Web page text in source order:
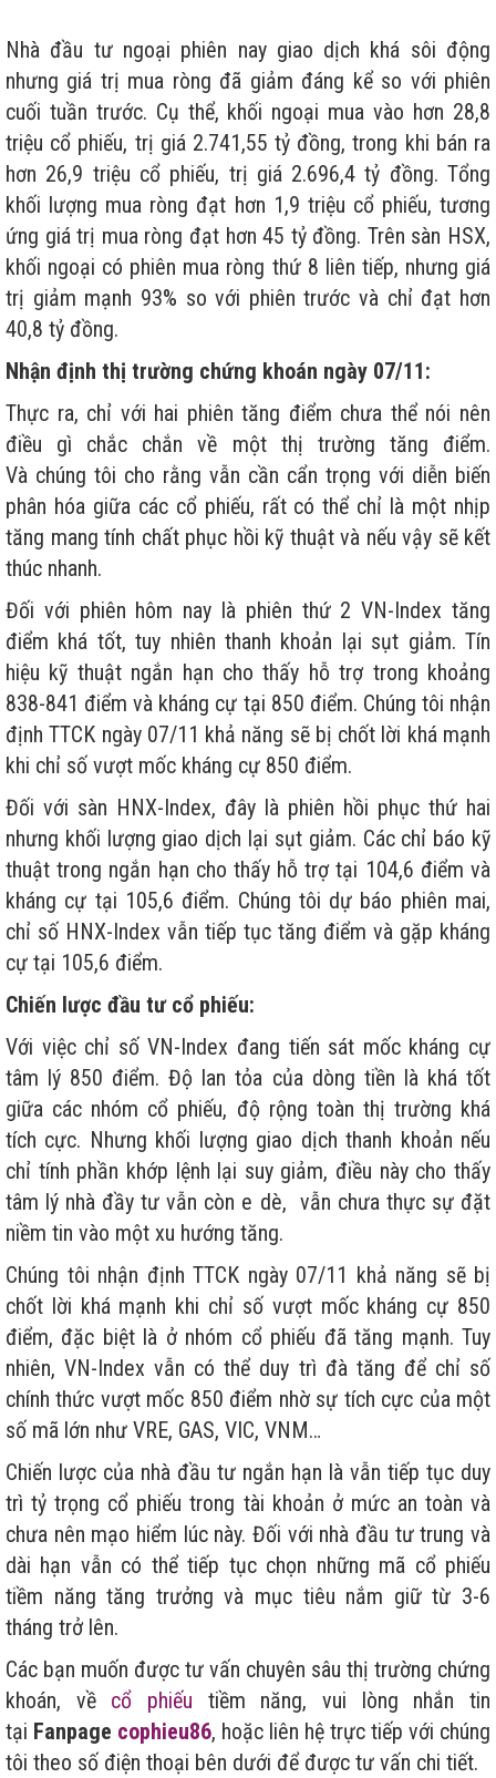
Nhà đầu tư ngoại phiên nay giao dịch khá sôi động
nhưng giá trị mua ròng đã giảm đáng kể so với phiên
cuối tuần trước. Cụ thể, khối ngoại mua vào hơn 28,8
triệu cổ phiếu, trị giá 2.741,55 tỷ đồng, trong khi bán ra
hơn 26,9 triệu cổ phiếu, trị giá 2.696,4 tỷ đồng. Tổng
khối lượng mua ròng đạt hơn 1,9 triệu cổ phiếu, tương
ứng giá trị mua ròng đạt hơn 45 tỷ đồng. Trên sàn HSX,
khối ngoại có phiên mua ròng thứ 8 liên tiếp, nhưng giá
trị giảm mạnh 93% so với phiên trước và chỉ đạt hơn
40,8 tỷ đồng.
Nhận định thị trường chứng khoán ngày 07/11:
Thực ra, chỉ với hai phiên tăng điểm chưa thể nói nên
điều gì chắc chắn về một thị trường tăng điểm.
Và chúng tôi cho rằng vẫn cần cẩn trọng với diễn biến
phân hóa giữa các cổ phiếu, rất có thể chỉ là một nhịp
tăng mang tính chất phục hồi kỹ thuật và nếu vậy sẽ kết
thúc nhanh.
Đối với phiên hôm nay là phiên thứ 2 VN-Index tăng
điểm khá tốt, tuy nhiên thanh khoản lại sụt giảm. Tín
hiệu kỹ thuật ngắn hạn cho thấy hỗ trợ trong khoảng
838-841 điểm và kháng cự tại 850 điểm. Chúng tôi nhận
định TTCK ngày 07/11 khả năng sẽ bị chốt lời khá mạnh
khi chỉ số vượt mốc kháng cự 850 điểm.
Đối với sàn HNX-Index, đây là phiên hồi phục thứ hai
nhưng khối lượng giao dịch lại sụt giảm. Các chỉ báo kỹ
thuật trong ngắn hạn cho thấy hỗ trợ tại 104,6 điểm và
kháng cự tại 105,6 điểm. Chúng tôi dự báo phiên mai,
chỉ số HNX-Index vẫn tiếp tục tăng điểm và gặp kháng
cự tại 105,6 điểm.
Chiến lược đầu tư cổ phiếu:
Với việc chỉ số VN-Index đang tiến sát mốc kháng cự
tâm lý 850 điểm. Độ lan tỏa của dòng tiền là khá tốt
giữa các nhóm cổ phiếu, độ rộng toàn thị trường khá
tích cực. Nhưng khối lượng giao dịch thanh khoản nếu
chỉ tính phần khớp lệnh lại suy giảm, điều này cho thấy
tâm lý nhà đầy tư vẫn còn e dè, vẫn chưa thực sự đặt
niềm tin vào một xu hướng tăng.
Chúng tôi nhận định TTCK ngày 07/11 khả năng sẽ bị
chốt lời khá mạnh khi chỉ số vượt mốc kháng cự 850
điểm, đặc biệt là ở nhóm cổ phiếu đã tăng mạnh. Tuy
nhiên, VN-Index vẫn có thể duy trì đà tăng để chỉ số
chính thức vượt mốc 850 điểm nhờ sự tích cực của một
số mã lớn như VRE, GAS, VIC, VNM…
Chiến lược của nhà đầu tư ngắn hạn là vẫn tiếp tục duy
trì tỷ trọng cổ phiếu trong tài khoản ở mức an toàn và
chưa nên mạo hiểm lúc này. Đối với nhà đầu tư trung và
dài hạn vẫn có thể tiếp tục chọn những mã cổ phiếu
tiềm năng tăng trưởng và mục tiêu nắm giữ từ 3-6
tháng trở lên.
Các bạn muốn được tư vấn chuyên sâu thị trường chứng
khoán, về cổ phiếu tiềm năng, vui lòng nhắn tin
tại Fanpage cophieu86, hoặc liên hệ trực tiếp với chúng
tôi theo số điện thoại bên dưới để được tư vấn chi tiết.